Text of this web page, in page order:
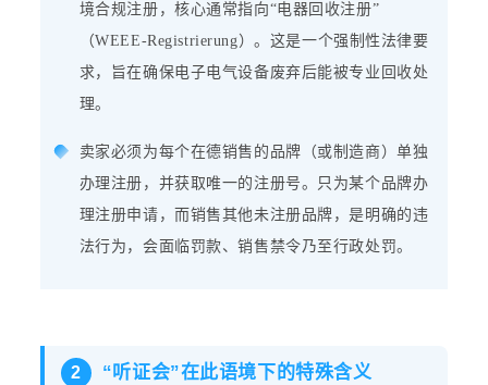
境合规注册，核心通常指向“电器回收注册”
（WEEE-Registrierung）。这是一个强制性法律要
求，旨在确保电子电气设备废弃后能被专业回收处
理。
卖家必须为每个在德销售的品牌（或制造商）单独
办理注册，并获取唯一的注册号。只为某个品牌办
理注册申请，而销售其他未注册品牌，是明确的违
法行为，会面临罚款、销售禁令乃至行政处罚。
2 “听证会”在此语境下的特殊含义